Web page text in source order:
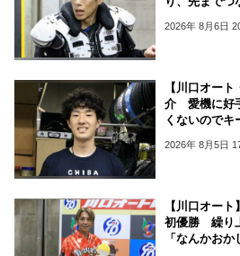
2026年 8月6日
【川口オー
介 愛機に好
くないのでキ
2026年 8月5日
【川口オー
初優勝 繰り
「なんかおか